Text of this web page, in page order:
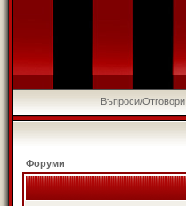
Въпроси/Отговори
Форуми